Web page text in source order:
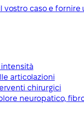
vostro caso e
articolazioni
chirurgici
neuropatico,